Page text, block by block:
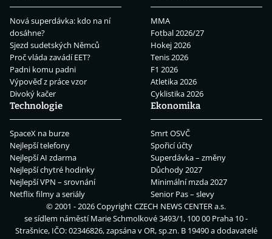
Nová superdávka: kdo na ní
dosáhne?
Sjezd sudetských Němců
Proč vláda zavádí EET?
Padni komu padni
Výpověď z práce vzor
Divoký kačer
MMA
Fotbal 2026/27
Hokej 2026
Tenis 2026
F1 2026
Atletika 2026
Cyklistika 2026
Technologie
SpaceX na burze
Nejlepší telefony
Nejlepší AI zdarma
Nejlepší chytré hodinky
Nejlepší VPN – srovnání
Netflix filmy a seriály
Ekonomika
Smrt OSVČ
Spořicí účty
Superdávka – změny
Důchody 2027
Minimální mzda 2027
Senior Pas – slevy
© 2001 - 2026 CopyrightCZECH NEWS CENTER a.s.
se sídlem náměstí Marie Schmolkové 3493/1, 100 00 Praha 10 -
Strašnice, IČO: 02346826, zapsána v OR, sp.zn. B 19490 a dodavatelé